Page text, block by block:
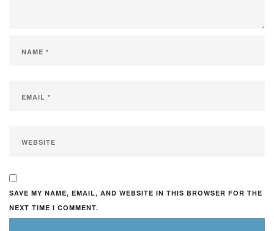
SAVE MY NAME, EMAIL, AND WEBSITE IN THIS BROWSER FOR THE
NEXT TIME I COMMENT.